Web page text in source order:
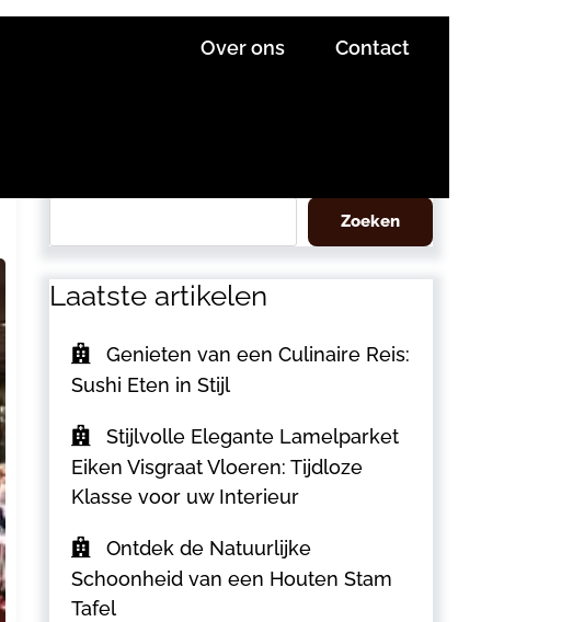
Over ons Contact
Zoeken
Laatste artikelen
Genieten van een Culinaire Reis:
Sushi Eten in Stijl
Stijlvolle Elegante Lamelparket
Eiken Visgraat Vloeren: Tijdloze
Klasse voor uw Interieur
Ontdek de Natuurlijke
Schoonheid van een Houten Stam
Tafel